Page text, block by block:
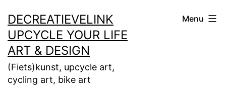
naar
de
inhoud
DECREATIEVELINK
UPCYCLE YOUR LIFE
ART & DESIGN
(Fiets)kunst, upcycle art,
cycling art, bike art
Menu